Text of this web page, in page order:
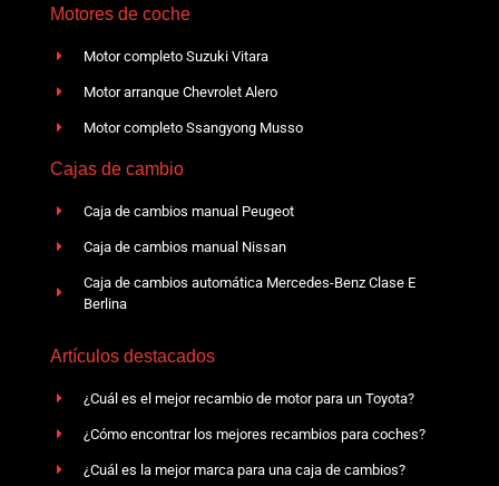
Motores de coche
Motor completo Suzuki Vitara
Motor arranque Chevrolet Alero
Motor completo Ssangyong Musso
Cajas de cambio
Caja de cambios manual Peugeot
Caja de cambios manual Nissan
Caja de cambios automática Mercedes-Benz Clase E
Berlina
Artículos destacados
¿Cuál es el mejor recambio de motor para un Toyota?
¿Cómo encontrar los mejores recambios para coches?
¿Cuál es la mejor marca para una caja de cambios?